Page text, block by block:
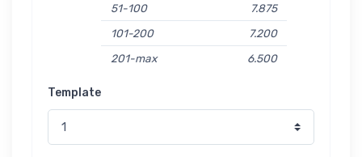
51-100
7.875
101-200
7.200
201-max
6.500
Template